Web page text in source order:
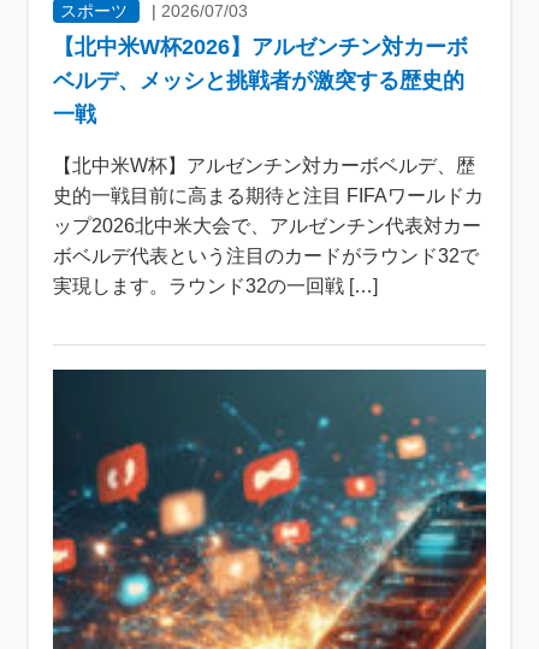
スポーツ | 2026/07/03
【北中米W杯2026】アルゼンチン対カーボ
ベルデ、メッシと挑戦者が激突する歴史的
一戦
【北中米W杯】アルゼンチン対カーボベルデ、歴
史的一戦目前に高まる期待と注目 FIFAワールドカ
ップ2026北中米大会で、アルゼンチン代表対カー
ボベルデ代表という注目のカードがラウンド32で
実現します。ラウンド32の一回戦 […]